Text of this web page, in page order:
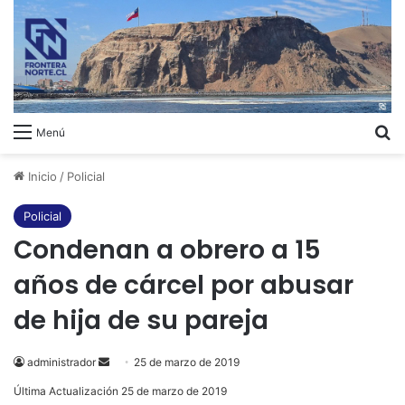
Menú
Inicio / Policial
Policial
Condenan a obrero a 15
años de cárcel por abusar
de hija de su pareja
administrador
Send
an
25 de marzo de 2019
Última Actualización 25 de marzo de 2019